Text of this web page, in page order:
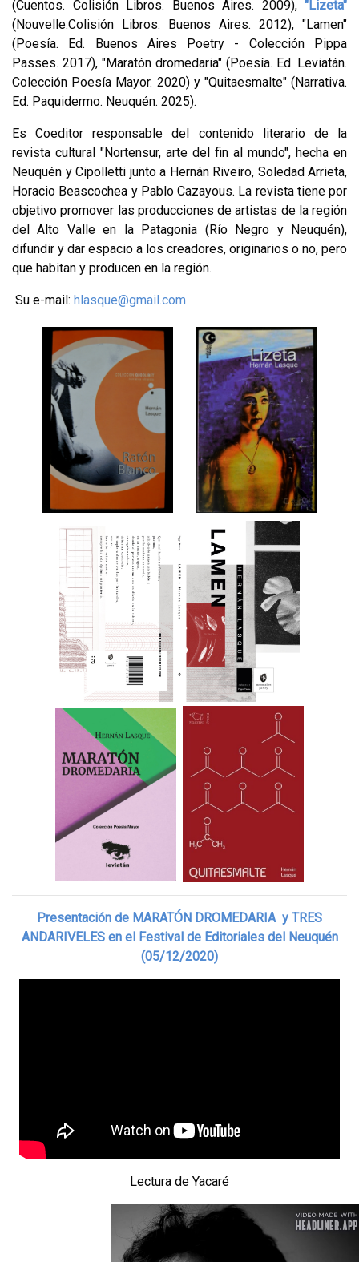
(Cuentos. Colisión Libros. Buenos Aires. 2009), "Lizeta"
(Nouvelle.Colisión Libros. Buenos Aires. 2012), "Lamen"
(Poesía. Ed. Buenos Aires Poetry - Colección Pippa
Passes. 2017), "Maratón dromedaria" (Poesía. Ed. Leviatán.
Colección Poesía Mayor. 2020) y "Quitaesmalte" (Narrativa.
Ed. Paquidermo. Neuquén. 2025).
Es Coeditor responsable del contenido literario de la
revista cultural "Nortensur, arte del fin al mundo", hecha en
Neuquén y Cipolletti junto a Hernán Riveiro, Soledad Arrieta,
Horacio Beascochea y Pablo Cazayous. La revista tiene por
objetivo promover las producciones de artistas de la región
del Alto Valle en la Patagonia (Río Negro y Neuquén),
difundir y dar espacio a los creadores, originarios o no, pero
que habitan y producen en la región.
Su e-mail: hlasque@gmail.com
Presentación de MARATÓN DROMEDARIA y TRES
ANDARIVELES en el Festival de Editoriales del Neuquén
(05/12/2020)
Lectura de Yacaré